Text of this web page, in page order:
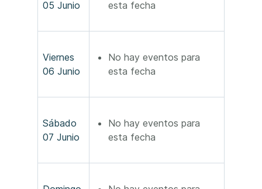
05 Junio
esta fecha
Viernes
06 Junio
No hay eventos para
esta fecha
Sábado
07 Junio
No hay eventos para
esta fecha